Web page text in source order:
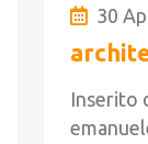
30
Inserito